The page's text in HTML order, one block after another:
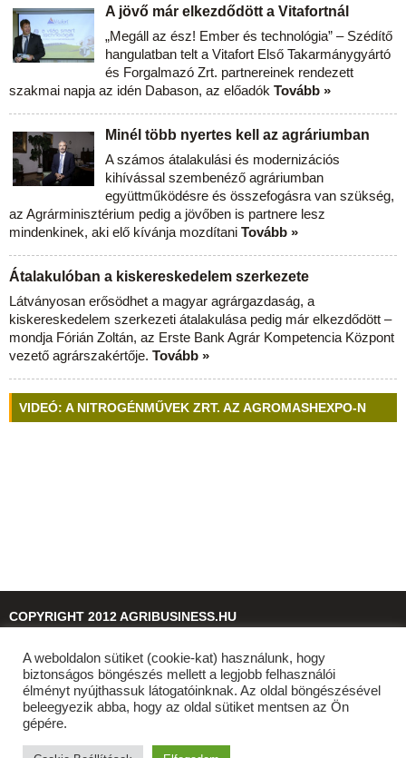
A jövő már elkezdődött a Vitafortnál
„Megáll az ész! Ember és technológia” – Szédítő
hangulatban telt a Vitafort Első Takarmánygyártó
és Forgalmazó Zrt. partnereinek rendezett
szakmai napja az idén Dabason, az előadók Tovább »
Minél több nyertes kell az agráriumban
A számos átalakulási és modernizációs
kihívással szembenéző agráriumban
együttműködésre és összefogásra van szükség,
az Agrárminisztérium pedig a jövőben is partnere lesz
mindenkinek, aki elő kívánja mozdítani Tovább »
Átalakulóban a kiskereskedelem szerkezete
Látványosan erősödhet a magyar agrárgazdaság, a
kiskereskedelem szerkezeti átalakulása pedig már elkezdődött –
mondja Fórián Zoltán, az Erste Bank Agrár Kompetencia Központ
vezető agrárszakértője. Tovább »
VIDEÓ: A NITROGÉNMŰVEK ZRT. AZ AGROMASHEXPO-N
COPYRIGHT 2012 AGRIBUSINESS.HU
© 2026agribusiness.hu
A weboldalon sütiket (cookie-kat) használunk, hogy
biztonságos böngészés mellett a legjobb felhasználói
élményt nyújthassuk látogatóinknak. Az oldal böngészésével
beleegyezik abba, hogy az oldal sütiket mentsen az Ön
gépére.